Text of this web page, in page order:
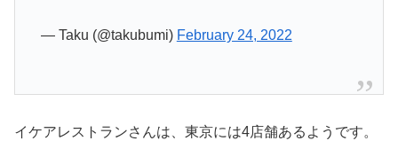
— Taku (@takubumi) February 24, 2022
イケアレストランさんは、東京には4店舗あるようです。